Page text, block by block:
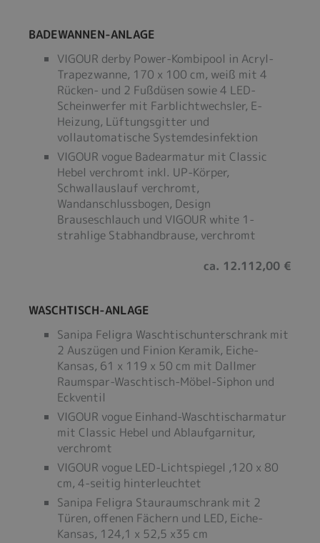
BADEWANNEN-ANLAGE
VIGOUR derby Power-Kombipool in Acryl-
Trapezwanne, 170 x 100 cm, weiß mit 4
Rücken- und 2 Fußdüsen sowie 4 LED-
Scheinwerfer mit Farblichtwechsler, E-
Heizung, Lüftungsgitter und
vollautomatische Systemdesinfektion
VIGOUR vogue Badearmatur mit Classic
Hebel verchromt inkl. UP-Körper,
Schwallauslauf verchromt,
Wandanschlussbogen, Design
Brauseschlauch und VIGOUR white 1-
strahlige Stabhandbrause, verchromt
ca. 12.112,00 €
WASCHTISCH-ANLAGE
Sanipa Feligra Waschtischunterschrank mit
2 Auszügen und Finion Keramik, Eiche-
Kansas, 61 x 119 x 50 cm mit Dallmer
Raumspar-Waschtisch-Möbel-Siphon und
Eckventil
VIGOUR vogue Einhand-Waschtischarmatur
mit Classic Hebel und Ablaufgarnitur,
verchromt
VIGOUR vogue LED-Lichtspiegel ,120 x 80
cm, 4-seitig hinterleuchtet
Sanipa Feligra Stauraumschrank mit 2
Türen, offenen Fächern und LED, Eiche-
Kansas, 124,1 x 52,5 x35 cm